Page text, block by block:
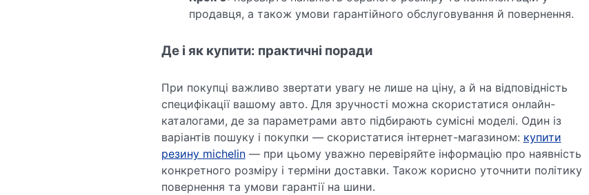
продавця, а також умови гарантійного обслуговування й повернення.
Де і як купити: практичні поради
При покупці важливо звертати увагу не лише на ціну, а й на відповідність
специфікації вашому авто. Для зручності можна скористатися онлайн-
каталогами, де за параметрами авто підбирають сумісні моделі. Один із
варіантів пошуку і покупки — скористатися інтернет-магазином: купити
резину michelin— при цьому уважно перевіряйте інформацію про наявність
конкретного розміру і терміни доставки. Також корисно уточнити політику
повернення та умови гарантії на шини.